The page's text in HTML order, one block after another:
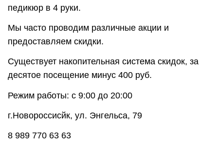
педикюр в 4 руки.
Мы часто проводим различные акции и
предоставляем скидки.
Существует накопительная система скидок, за
десятое посещение минус 400 руб.
Режим работы: с 9:00 до 20:00
г.Новороссисйк, ул. Энгельса, 79
8 989 770 63 63